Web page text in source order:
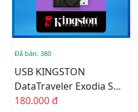
Đã bán: 380
USB KINGSTON
DataTraveler Exodia S
USB 3.2 DTXS/64GB
180.000 đ